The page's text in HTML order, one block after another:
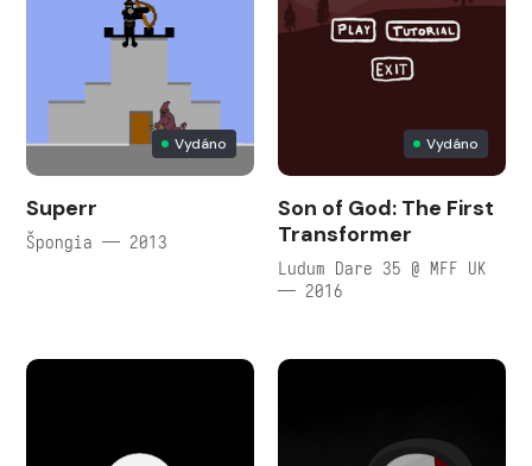
Vydáno
Superr
Špongia — 2013
Vydáno
Son of God: The First
Transformer
Ludum Dare 35 @ MFF UK
— 2016